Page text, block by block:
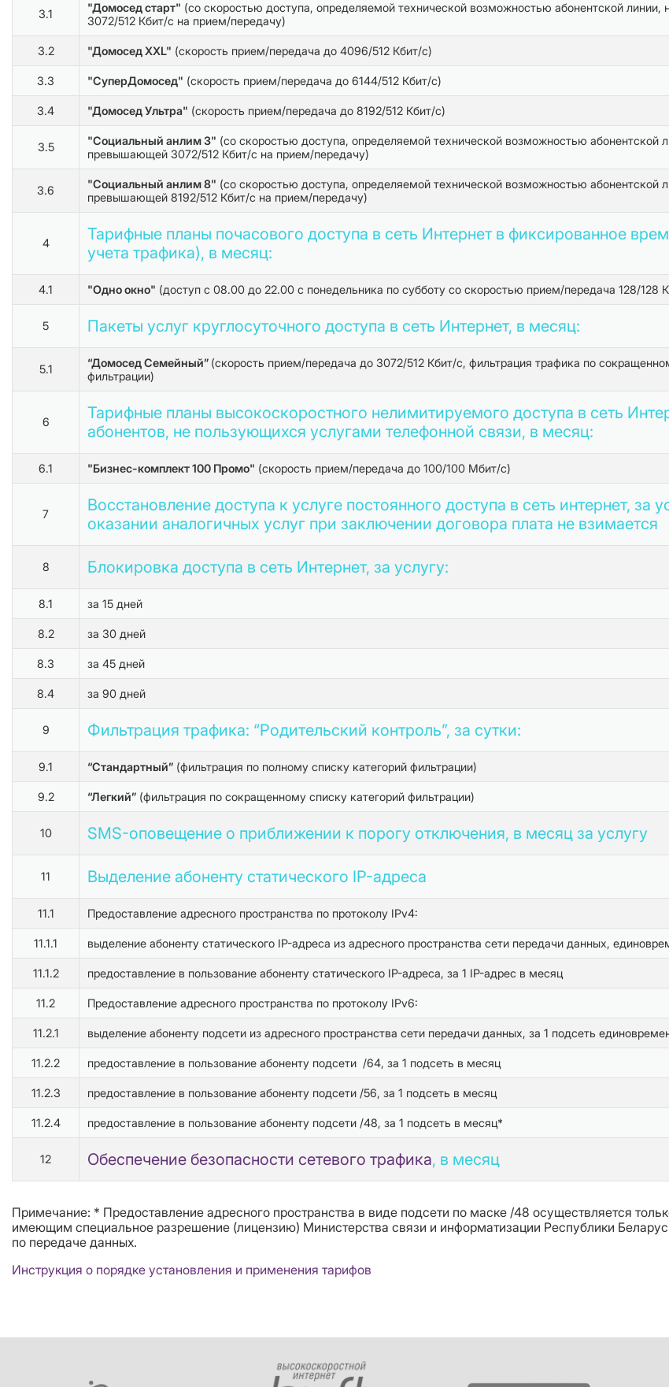
3.1 "Домосед старт" (со скоростью доступа, определяемой технической возможностью абонентской
3072/512 Кбит/с на прием/передачу)
3.2 "Домосед XXL" (скорость прием/передача до 4096/512 Кбит/с)
3.3 "СуперДомосед" (скорость прием/передача до 6144/512 Кбит/с)
3.4 "Домосед Ультра" (скорость прием/передача до 8192/512 Кбит/с)
3.5 "Социальный анлим 3" (со скоростью доступа, определяемой технической возможностью абонентской
превышающей 3072/512 Кбит/с на прием/передачу)
3.6 "Социальный анлим 8" (со скоростью доступа, определяемой технической возможностью абонентской
превышающей 8192/512 Кбит/с на прием/передачу)
4
Тарифные планы почасового доступа в сеть Интернет в фиксированное
учета трафика), в месяц:
4.1 "Одно окно" (доступ с 08.00 до 22.00 с понедельника по субботу со скоростью прием/передача 128/128
5 Пакеты услуг круглосуточного доступа в сеть Интернет, в месяц:
5.1 “Домосед Семейный” (скорость прием/передача до 3072/512 Кбит/с, фильтрация трафика по
фильтрации)
6
Тарифные планы высокоскоростного нелимитируемого доступа в сеть
абонентов, не пользующихся услугами телефонной связи, в месяц:
6.1 "Бизнес-комплект 100 Промо" (скорость прием/передача до 100/100 Мбит/с)
7
Восстановление доступа к услуге постоянного доступа в сеть интернет, за
оказании аналогичных услуг при заключении договора плата не взимается
8 Блокировка доступа в сеть Интернет, за услугу:
8.1 за 15 дней
8.2 за 30 дней
8.3 за 45 дней
8.4 за 90 дней
9 Фильтрация трафика: “Родительский контроль”, за сутки:
9.1 “Стандартный” (фильтрация по полному списку категорий фильтрации)
9.2 “Легкий” (фильтрация по сокращенному списку категорий фильтрации)
10 SMS-оповещение о приближении к порогу отключения, в месяц за услугу
11 Выделение абоненту статического IP-адреса
11.1 Предоставление адресного пространства по протоколу IPv4:
11.1.1 выделение абоненту статического IP-адреса из адресного пространства сети передачи данных,
11.1.2 предоставление в пользование абоненту статического IP-адреса, за 1 IP-адрес в месяц
11.2 Предоставление адресного пространства по протоколу IPv6:
11.2.1 выделение абоненту подсети из адресного пространства сети передачи данных, за 1 подсеть
11.2.2 предоставление в пользование абоненту подсети /64, за 1 подсеть в месяц
11.2.3 предоставление в пользование абоненту подсети /56, за 1 подсеть в месяц
11.2.4 предоставление в пользование абоненту подсети /48, за 1 подсеть в месяц*
12 Обеспечение безопасности сетевого трафика, в месяц
Примечание: * Предоставление адресного пространства в виде подсети по маске /48 осуществляется
имеющим специальное разрешение (лицензию) Министерства связи и информатизации Республики
по передаче данных.
Инструкция о порядке установления и применения тарифов